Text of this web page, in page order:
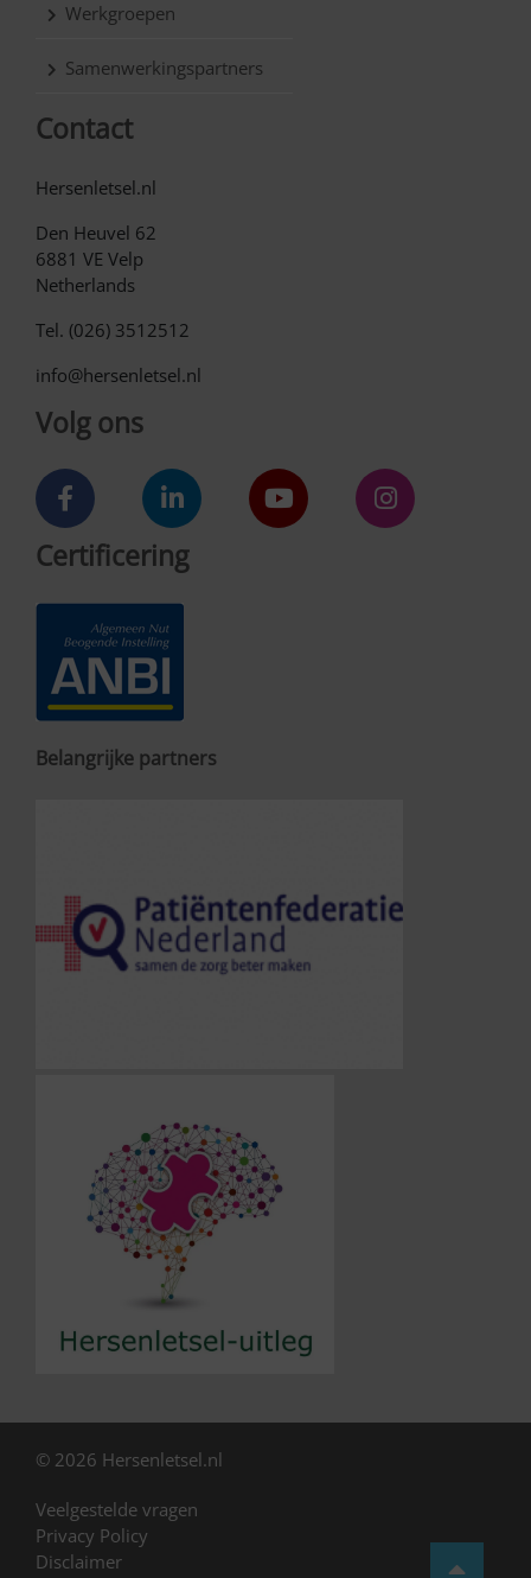
Werkgroepen
Samenwerkingspartners
Contact
Hersenletsel.nl
Den Heuvel 62
6881 VE Velp
Netherlands
Tel. (026) 3512512
info@hersenletsel.nl
Volg ons
Certificering
Belangrijke partners
© 2026 Hersenletsel.nl
Veelgestelde vragen
Privacy Policy
Disclaimer